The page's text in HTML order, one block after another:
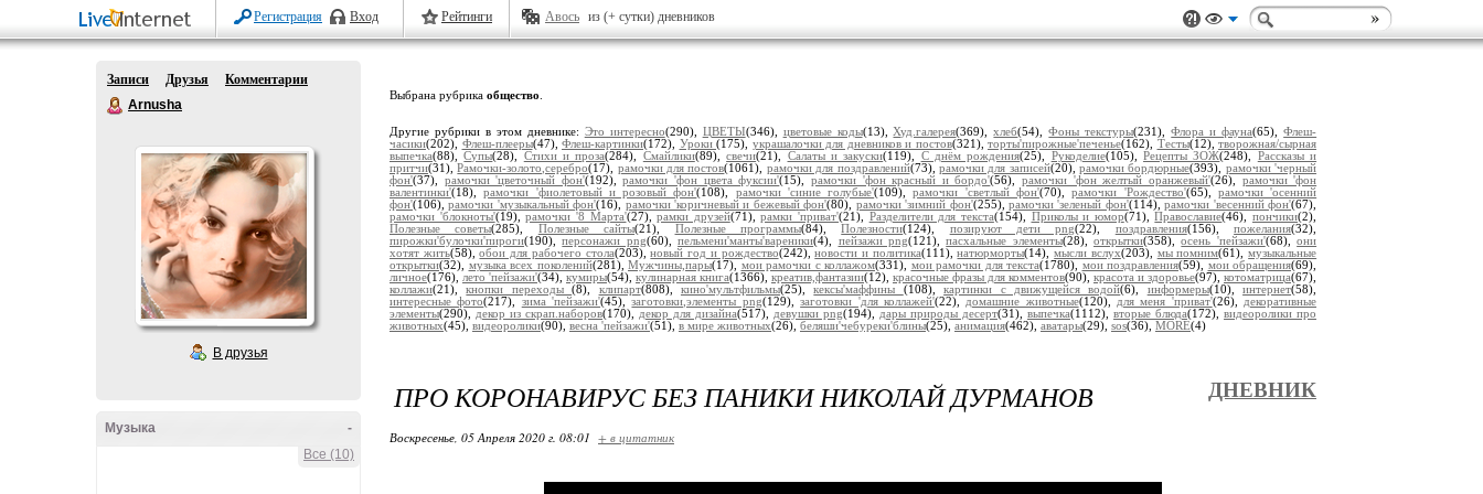
Регистрация Вход Рейтинги Авось из (+ сутки) дневников
Записи Друзья
Комментарии
Arnusha
В друзья
-
Музыка
Все (10)
Выбрана рубрика общество
Другие рубрики в этом дневнике: Это интересно(290), ЦВЕТЫ(346), цветовые коды(13),Худ.галерея(369),хлеб(54),Фоны текстуры(231),Флора и фауна(65),Флеш-
часики(202), Флеш-плееры(47), Флеш-картинки(172), Уроки (175), украшалочки для дневников и постов(321), торты'пирожные'печенье(162), Тесты(12), творожная/сырная
выпечка(88),Супы(28), Стихи и проза(284), Смайлики(89),свечи(21), Салаты и закуски(119), С днём рождения(25), Рукоделие(105),Рецепты ЗОЖ(248), Рассказы и
притчи(31),Рамочки-золото,серебро(17), рамочки для постов(1061), рамочки для поздравлений(73), рамочки для записей(20), рамочки бордюрные(393), рамочки 'черный
фон'(37), рамочки 'цветочный фон'(192),рамочки 'фон цвета фуксии'(15), рамочки 'фон красный и бордо'(56),рамочки 'фон желтый оранжевый'(26), рамочки 'фон
валентинки'(18),рамочки 'фиолетовый и розовый фон'(108), рамочки 'синие голубые'(109),рамочки 'светлый фон'(70),рамочки 'Рождество'(65), рамочки 'осенний
фон'(106),рамочки 'музыкальный фон'(16), рамочки 'коричневый и бежевый фон'(80), рамочки 'зимний фон'(255), рамочки 'зеленый фон'(114),рамочки 'весенний фон'(67),
рамочки 'блокноты'(19),рамочки '8 Марта'(27),рамки друзей(71),рамки 'приват'(21), Разделители для текста(154), Приколы и юмор(71),Православие(46), пончики(2),
Полезные советы(285), Полезные сайты(21), Полезные программы(84),Полезности(124), позируют дети png(22), поздравления(156),пожелания(32),
пирожки'булочки'пироги(190),персонажи png(60),пельмени'манты'вареники(4), пейзажи png(121),пасхальные элементы(28), открытки(358),осень 'пейзажи'(68),они
хотят жить(58),обои для рабочего стола(203),новый год и рождество(242),новости и политика(111),натюрморты(14),мысли вслух(203), мы помним(61),музыкальные
открытки(32), музыка всех поколений(281), Мужчины,пары(17), мои рамочки с коллажом(331), мои рамочки для текста(1780), мои поздравления(59), мои обращения(69),
личное(176), лето 'пейзажи'(34), кумиры(54), кулинарная книга(1366), креатив,фантазии(12), красочные фразы для комментов(90), красота и здоровье(97), котоматрица(67),
коллажи(21),кнопки переходы(8), клипарт(808), кино'мультфильмы(25),кексы'маффины (108),картинки с движущейся водой(6), информеры(10),интернет(58),
интересные фото(217), зима 'пейзажи'(45),заготовки,элементы png(129),заготовки 'для коллажей'(22), домашние животные(120), для меня 'приват'(26), декоративные
элементы(290), декор из скрап.наборов(170), декор для дизайна(517), девушки png(194), дары природы десерт(31), выпечка(1112), вторые блюда(172), видеоролики про
животных(45), видеоролики(90), весна 'пейзажи'(51), в мире животных(26), беляши'чебуреки'блины(25), анимация(462), аватары(29), sos(36), MORE(4)
ПРО КОРОНАВИРУС БЕЗ ПАНИКИ НИКОЛАЙ ДУРМАНОВ ДНЕВНИК
Воскресенье, 05 Апреля 2020 г. 08:01 + в цитатник